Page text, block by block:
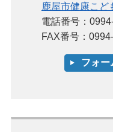
鹿屋市健康こど
電話番号：
FAX番号：